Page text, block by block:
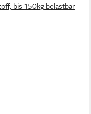
bis 150kg belastbar